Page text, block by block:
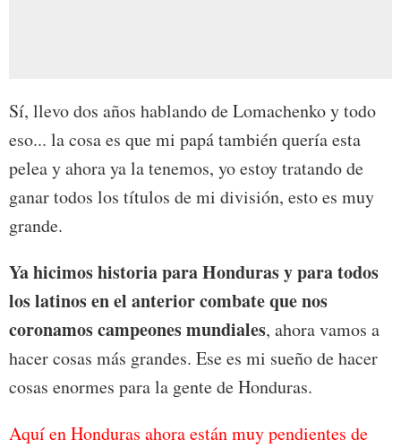
Sí, llevo dos años hablando de Lomachenko y todo
eso... la cosa es que mi papá también quería esta
pelea y ahora ya la tenemos, yo estoy tratando de
ganar todos los títulos de mi división, esto es muy
grande.
Ya hicimos historia para Honduras y para todos
los latinos en el anterior combate que nos
coronamos campeones mundiales, ahora vamos a
hacer cosas más grandes. Ese es mi sueño de hacer
cosas enormes para la gente de Honduras.
Aquí en Honduras ahora están muy pendientes de